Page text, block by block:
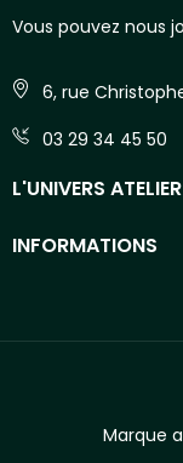
Vous pouvez nous
6, rue
03 29 34 45 50
L'UNIVERS
INFORMATIONS
Marque